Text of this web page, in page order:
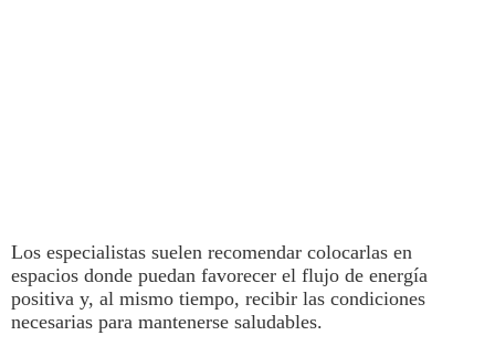
Los especialistas suelen recomendar colocarlas en
espacios donde puedan favorecer el flujo de energía
positiva y, al mismo tiempo, recibir las condiciones
necesarias para mantenerse saludables.